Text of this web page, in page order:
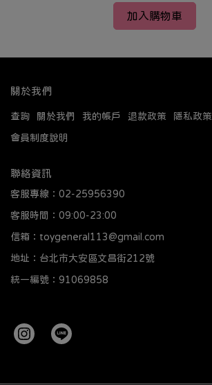
加入購物車
關於我們
查詢 關於我們 我的帳戶 退款政策 隱私政策
會員制度說明
聯絡資訊
客服專線：02-25956390
客服時間：09:00-23:00
信箱：toygeneral113@gmail.com
地址：台北市大安區文昌街212號
統一編號：91069858